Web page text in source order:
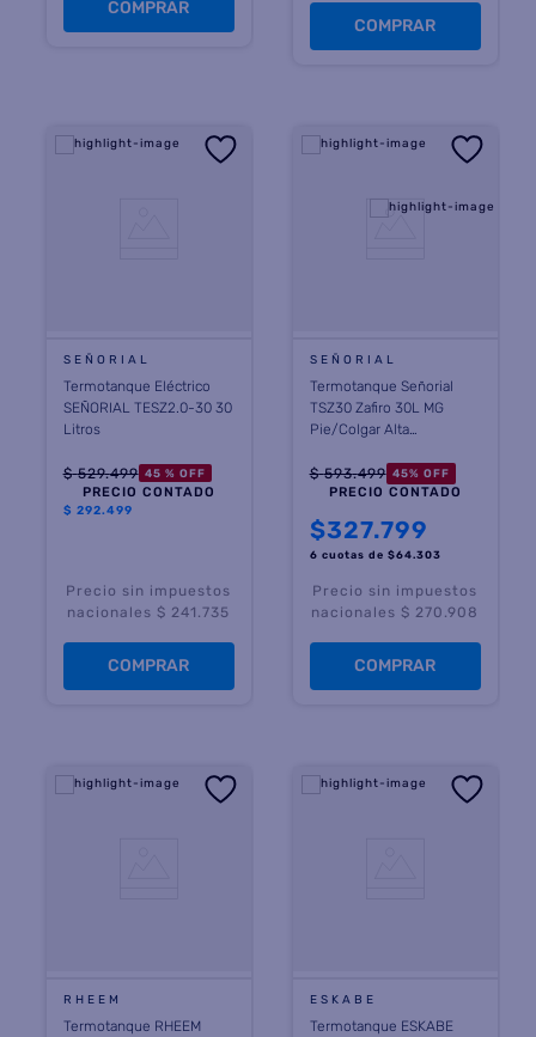
COMPRAR
COMPRAR
SEÑORIAL
Termotanque Eléctrico
SEÑORIAL TESZ2.0-30 30
Litros
$ 529.499 45 % OFF
PRECIO CONTADO
$ 292.499
Precio sin impuestos
nacionales $ 241.735
COMPRAR
SEÑORIAL
Termotanque Señorial
TSZ30 Zafiro 30L MG
Pie/Colgar Alta
Inferior y Superior
$ 593.499 45% OFF
PRECIO CONTADO
$327.799
6 cuotas de $64.303
Precio sin impuestos
nacionales $ 270.908
COMPRAR
RHEEM
Termotanque RHEEM
ESKABE
Termotanque ESKABE